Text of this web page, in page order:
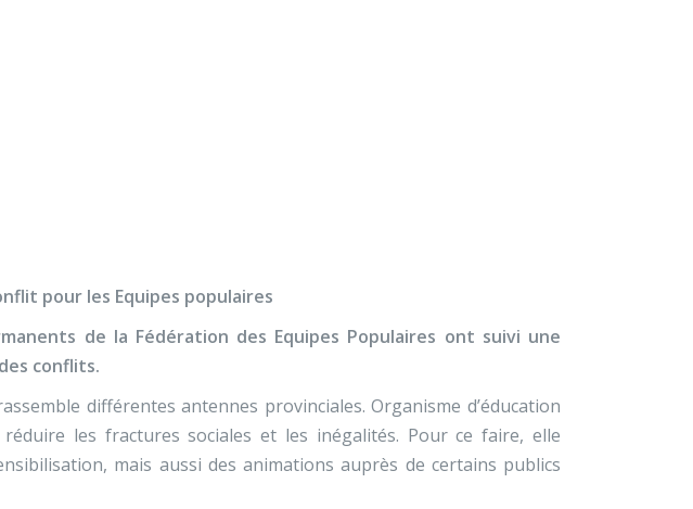
pour les Equipes populaires
de la Fédération des Equipes Populaires ont suivi une
conflits.
différentes antennes provinciales. Organisme d’éducation
les fractures sociales et les inégalités. Pour ce faire, elle
mais aussi des animations auprès de certains publics